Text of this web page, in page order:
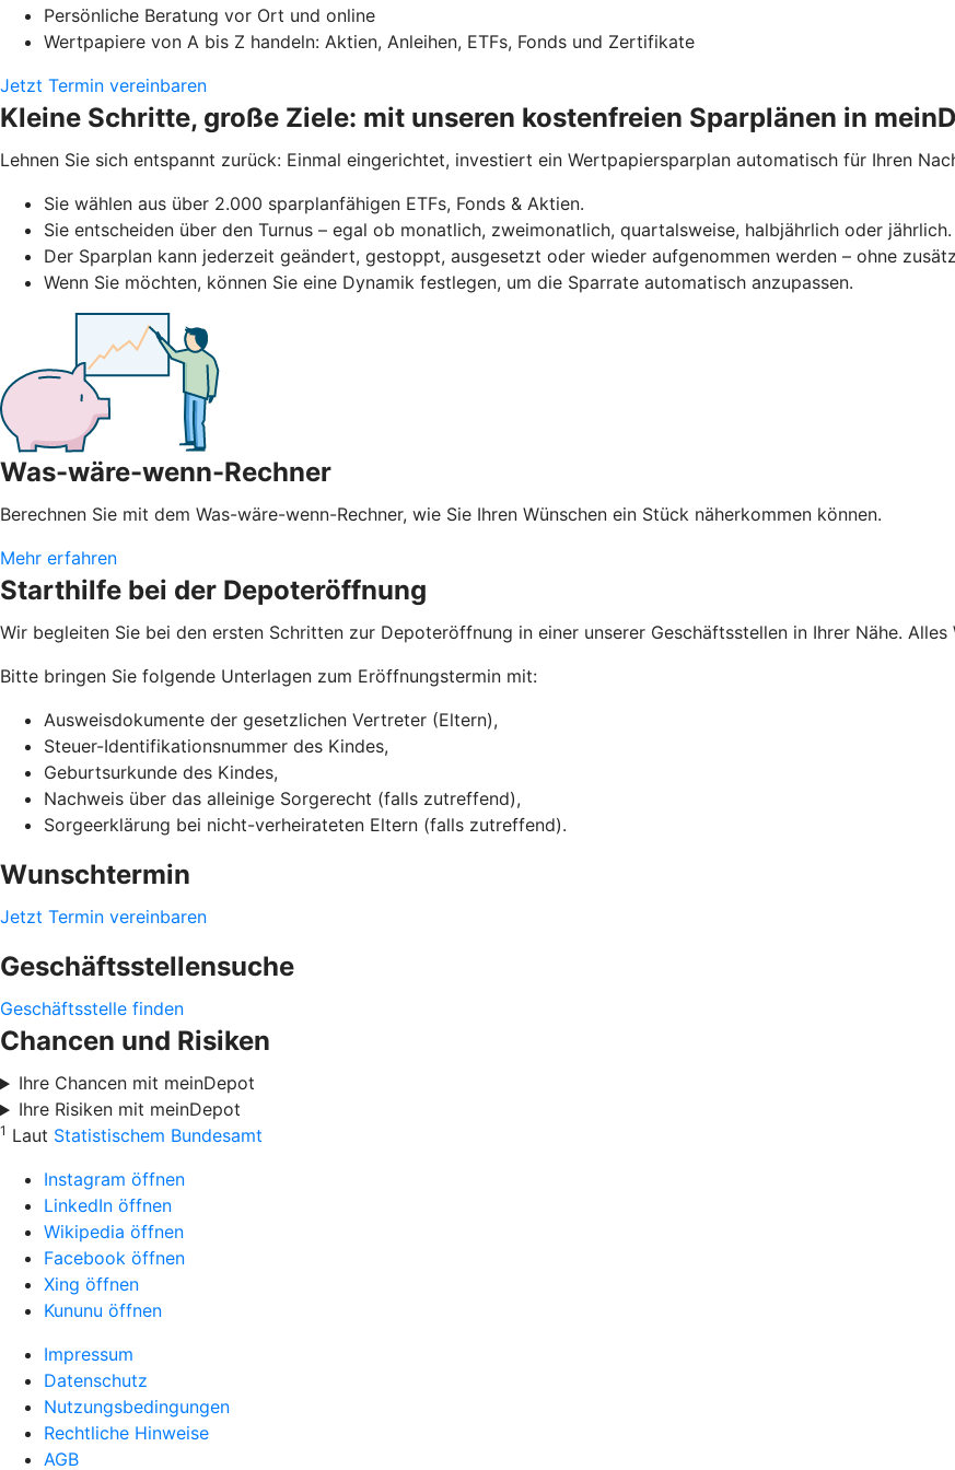
Persönliche Beratung vor Ort und online
Wertpapiere von A bis Z handeln: Aktien, Anleihen, ETFs, Fonds und Zertifikate
Jetzt Termin vereinbaren
Kleine Schritte, große Ziele: mit unseren kostenfreien Sparplänen in
Lehnen Sie sich entspannt zurück: Einmal eingerichtet, investiert ein Wertpapiersparplan automatisch für Ihren
Sie wählen aus über 2.000 sparplanfähigen ETFs, Fonds & Aktien.
Sie entscheiden über den Turnus – egal ob monatlich, zweimonatlich, quartalsweise, halbjährlich oder jährlich.
Der Sparplan kann jederzeit geändert, gestoppt, ausgesetzt oder wieder aufgenommen werden – ohne
Wenn Sie möchten, können Sie eine Dynamik festlegen, um die Sparrate automatisch anzupassen.
Was-wäre-wenn-Rechner
Berechnen Sie mit dem Was-wäre-wenn-Rechner, wie Sie Ihren Wünschen ein Stück näherkommen können.
Mehr erfahren
Starthilfe bei der Depoteröffnung
Wir begleiten Sie bei den ersten Schritten zur Depoteröffnung in einer unserer Geschäftsstellen in Ihrer Nähe. Alles
Bitte bringen Sie folgende Unterlagen zum Eröffnungstermin mit:
Ausweisdokumente der gesetzlichen Vertreter (Eltern),
Steuer-Identifikationsnummer des Kindes,
Geburtsurkunde des Kindes,
Nachweis über das alleinige Sorgerecht (falls zutreffend),
Sorgeerklärung bei nicht-verheirateten Eltern (falls zutreffend).
Wunschtermin
Jetzt Termin vereinbaren
Geschäftsstellensuche
Geschäftsstelle finden
Chancen und Risiken
Ihre Chancen mit meinDepot
Ihre Risiken mit meinDepot
1 Laut Statistischem Bundesamt
Instagram öffnen
LinkedIn öffnen
Wikipedia öffnen
Facebook öffnen
Xing öffnen
Kununu öffnen
Impressum
Datenschutz
Nutzungsbedingungen
Rechtliche Hinweise
AGB